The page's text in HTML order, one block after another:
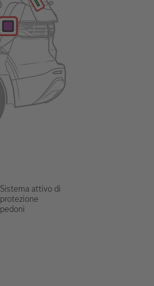
Sistema attivo di
protezione
pedoni